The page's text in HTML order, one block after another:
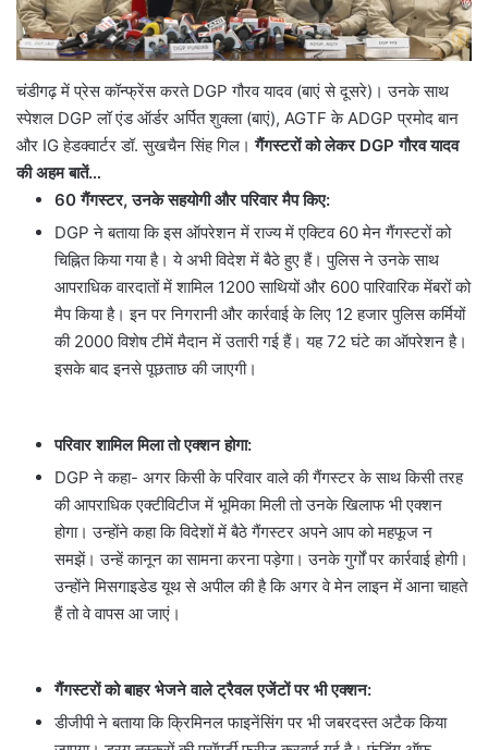
चंडीगढ़ में प्रेस कॉन्फ्रेंस करते DGP गौरव यादव (बाएं से दूसरे)। उनके साथ
स्पेशल DGP लॉ एंड ऑर्डर अर्पित शुक्ला (बाएं), AGTF के ADGP प्रमोद बान
और IG हेडक्वार्टर डॉ. सुखचैन सिंह गिल।गैंगस्टरों को लेकर DGP गौरव यादव
की अहम बातें…
60 गैंगस्टर, उनके सहयोगी और परिवार मैप किए:
DGP ने बताया कि इस ऑपरेशन में राज्य में एक्टिव 60 मेन गैंगस्टरों को
चिह्नित किया गया है। ये अभी विदेश में बैठे हुए हैं। पुलिस ने उनके साथ
आपराधिक वारदातों में शामिल 1200 साथियों और 600 पारिवारिक मेंबरों को
मैप किया है। इन पर निगरानी और कार्रवाई के लिए 12 हजार पुलिस कर्मियों
की 2000 विशेष टीमें मैदान में उतारी गई हैं। यह 72 घंटे का ऑपरेशन है।
इसके बाद इनसे पूछताछ की जाएगी।
परिवार शामिल मिला तो एक्शन होगा:
DGP ने कहा- अगर किसी के परिवार वाले की गैंगस्टर के साथ किसी तरह
की आपराधिक एक्टीविटीज में भूमिका मिली तो उनके खिलाफ भी एक्शन
होगा। उन्होंने कहा कि विदेशों में बैठे गैंगस्टर अपने आप को महफूज न
समझें। उन्हें कानून का सामना करना पड़ेगा। उनके गुर्गों पर कार्रवाई होगी।
उन्होंने मिसगाइडेड यूथ से अपील की है कि अगर वे मेन लाइन में आना चाहते
हैं तो वे वापस आ जाएं।
गैंगस्टरों को बाहर भेजने वाले ट्रैवल एजेंटों पर भी एक्शन:
डीजीपी ने बताया कि क्रिमिनल फाइनेंसिंग पर भी जबरदस्त अटैक किया